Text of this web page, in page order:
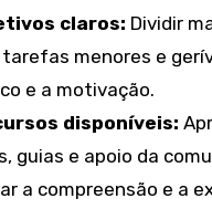
claros: Dividir
menores e
e a motivação.
disponíveis:
guias e apoio da
a compreensão e a